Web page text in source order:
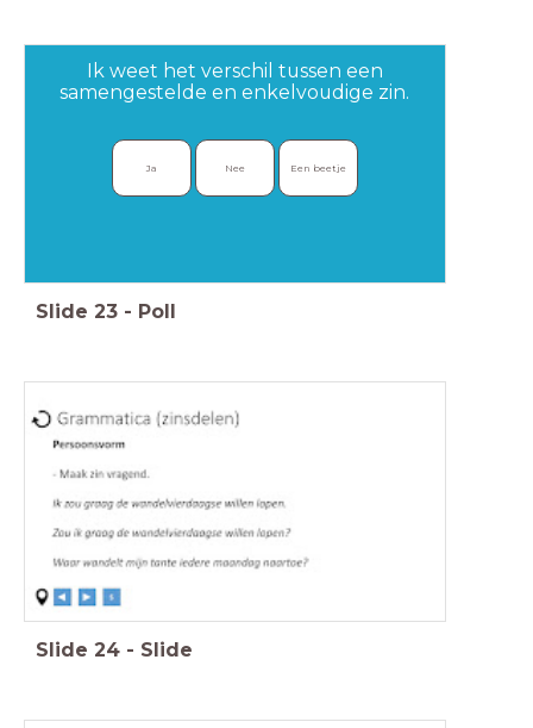
Ik weet het verschil tussen een
samengestelde en enkelvoudige zin.
Ja Nee Een beetje
Slide 23 - Poll
Slide 24 - Slide